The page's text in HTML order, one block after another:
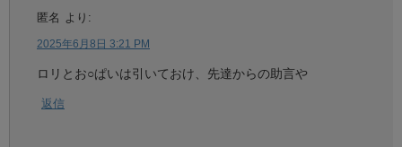
匿名 より:
2025年6月8日 3:21 PM
ロリとお○ぱいは引いておけ、先達からの助言や
返信